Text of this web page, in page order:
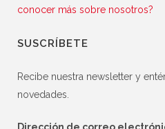
conocer más sobre nosotros?
SUSCRÍBETE
Recibe nuestra newsletter y
novedades.